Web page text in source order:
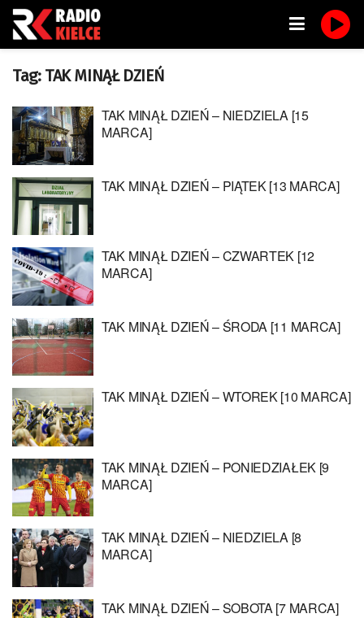
Tag: TAK MINĄŁ DZIEŃ
TAK MINĄŁ DZIEŃ – NIEDZIELA [15
MARCA]
TAK MINĄŁ DZIEŃ – PIĄTEK [13 MARCA]
TAK MINĄŁ DZIEŃ – CZWARTEK [12
MARCA]
TAK MINĄŁ DZIEŃ – ŚRODA [11 MARCA]
TAK MINĄŁ DZIEŃ – WTOREK [10 MARCA]
TAK MINĄŁ DZIEŃ – PONIEDZIAŁEK [9
MARCA]
TAK MINĄŁ DZIEŃ – NIEDZIELA [8
MARCA]
TAK MINĄŁ DZIEŃ – SOBOTA [7 MARCA]